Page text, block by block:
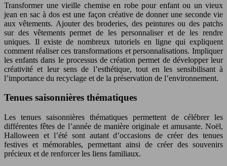
Transformer une vieille chemise en robe pour enfant ou un vieux
jean en sac à dos est une façon créative de donner une seconde vie
aux vêtements. Ajouter des broderies, des peintures ou des patchs
sur des vêtements permet de les personnaliser et de les rendre
uniques. Il existe de nombreux tutoriels en ligne qui expliquent
comment réaliser ces transformations et personnalisations. Impliquer
les enfants dans le processus de création permet de développer leur
créativité et leur sens de l’esthétique, tout en les sensibilisant à
l’importance du recyclage et de la préservation de l’environnement.
Tenues saisonnières thématiques
Les tenues saisonnières thématiques permettent de célébrer les
différentes fêtes de l’année de manière originale et amusante. Noël,
Halloween et l’été sont autant d’occasions de créer des tenues
festives et mémorables, permettant ainsi de créer des souvenirs
précieux et de renforcer les liens familiaux.